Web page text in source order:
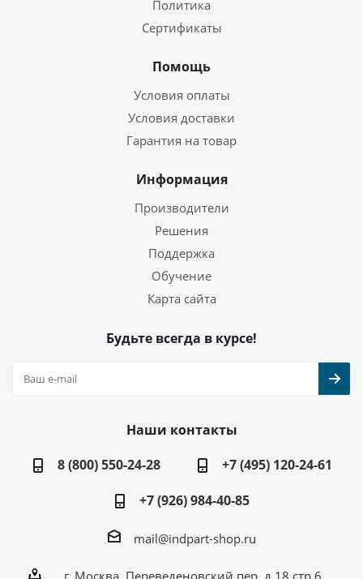
Политика
Сертификаты
Помощь
Условия оплаты
Условия доставки
Гарантия на товар
Информация
Производители
Решения
Поддержка
Обучение
Карта сайта
Будьте всегда в курсе!
Наши контакты
8 (800) 550-24-28
+7 (495) 120-24-61
+7 (926) 984-40-85
mail@indpart-shop.ru
г. Москва, Переведеновский пер, д.18 стр.6,